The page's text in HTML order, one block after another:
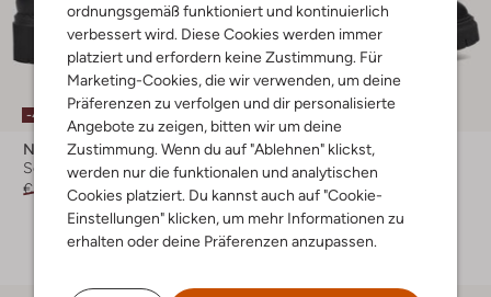
ordnungsgemäß funktioniert und kontinuierlich
verbessert wird. Diese Cookies werden immer
platziert und erfordern keine Zustimmung. Für
Marketing-Cookies, die wir verwenden, um deine
Präferenzen zu verfolgen und dir personalisierte
Angebote zu zeigen, bitten wir um deine
Zustimmung. Wenn du auf "Ablehnen" klickst,
werden nur die funktionalen und analytischen
Cookies platziert. Du kannst auch auf "Cookie-
Einstellungen" klicken, um mehr Informationen zu
erhalten oder deine Präferenzen anzupassen.
-40%
Nubikk
Schnürboots
€ 229,95 € 137,99
-20%
Nubikk
Chelsea Boots
€ 119,95 € 95,99
+ mehr farben